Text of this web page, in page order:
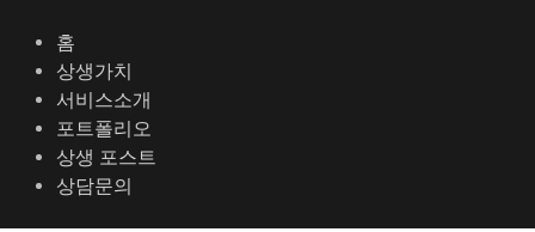
홈
상생가치
서비스소개
포트폴리오
상생 포스트
상담문의